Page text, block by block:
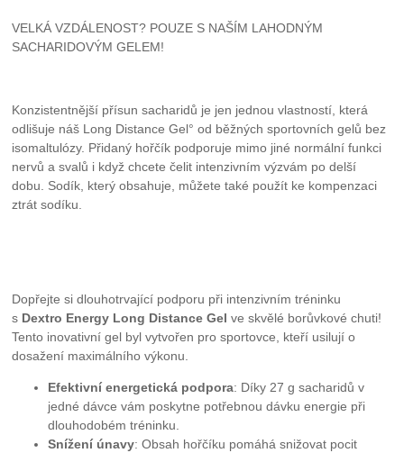
VELKÁ VZDÁLENOST? POUZE S NAŠÍM LAHODNÝM
SACHARIDOVÝM GELEM!
Konzistentnější přísun sacharidů je jen jednou vlastností, která
odlišuje náš Long Distance Gel° od běžných sportovních gelů bez
isomaltulózy. Přidaný hořčík podporuje mimo jiné normální funkci
nervů a svalů i když chcete čelit intenzivním výzvám po delší
dobu. Sodík, který obsahuje, můžete také použít ke kompenzaci
ztrát sodíku.
Dopřejte si dlouhotrvající podporu při intenzivním tréninku
s Dextro Energy Long Distance Gel ve skvělé borůvkové chuti!
Tento inovativní gel byl vytvořen pro sportovce, kteří usilují o
dosažení maximálního výkonu.
Efektivní energetická podpora: Díky 27 g sacharidů v
jedné dávce vám poskytne potřebnou dávku energie při
dlouhodobém tréninku.
Snížení únavy: Obsah hořčíku pomáhá snižovat pocit